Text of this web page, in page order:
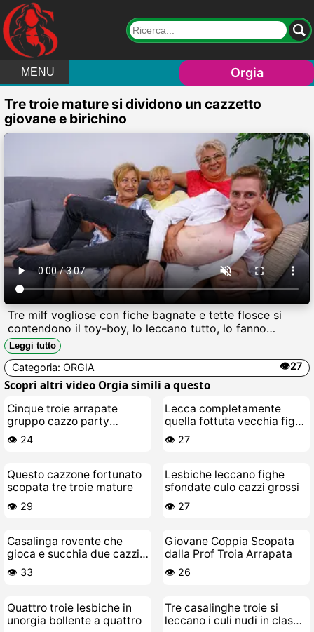
MENU Orgia
Tre troie mature si dividono un cazzetto
giovane e birichino
Tre milf vogliose con fiche bagnate e tette flosce si
contendono il toy-boy, lo leccano tutto, lo fanno
gemere e lo prosciugano tra cazzi succhiati e scopate
violente fino a sborrare ovunque.
Leggi tutto
Categoria: ORGIA 👁️27
Scopri altri video Orgia simili a questo
Cinque troie arrapate
gruppo cazzo party
invitano guardare
👁️ 24
Lecca completamente
quella fottuta vecchia figa,
giovane troia
👁️ 27
Questo cazzone fortunato
scopata tre troie mature
👁️ 29
Lesbiche leccano fighe
sfondate culo cazzi grossi
👁️ 27
Casalinga rovente che
gioca e succhia due cazzi
grossi
👁️ 33
Giovane Coppia Scopata
dalla Prof Troia Arrapata
👁️ 26
Quattro troie lesbiche in
unorgia bollente a quattro
Tre casalinghe troie si
leccano i culi nudi in classe